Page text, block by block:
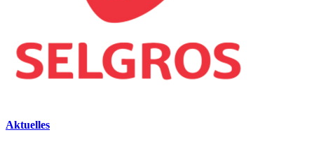
Aktuelles